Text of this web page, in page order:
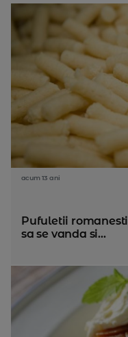
acum 13 ani
Pufuletii
sa se vanda si...